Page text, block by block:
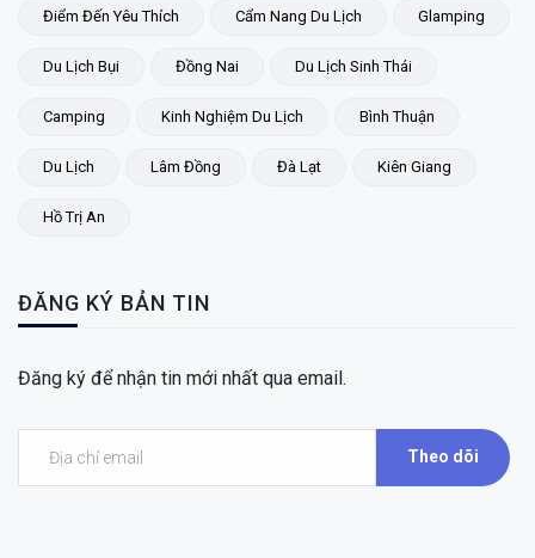
Điểm Đến Yêu Thích Cẩm Nang Du Lịch Glamping
Du Lịch Bụi Đồng Nai Du Lịch Sinh Thái
Camping Kinh Nghiệm Du Lịch Bình Thuận
Du Lịch Lâm Đồng Đà Lạt Kiên Giang
Hồ Trị An
ĐĂNG KÝ BẢN TIN
Đăng ký để nhận tin mới nhất qua email.
Theo dõi